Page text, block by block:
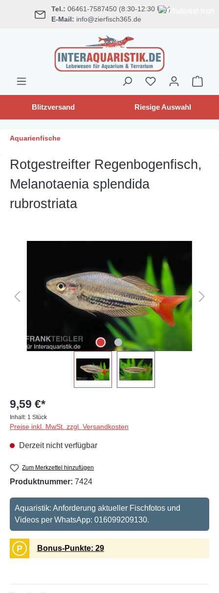
springen Tel.: 06461-7587450 (8:30-12:30 Uhr)
E-Mail: info@zierfisch365.de
Blitzversand Riesige Auswahl
Aquarienfische
Rotgestreifter Regenbogenfisch,
Melanotaenia splendida
rubrostriata
9,59 €*
Inhalt: 1 Stück
Preise inkl. MwSt. zzgl. Versandkosten
Derzeit nicht verfügbar
Zum Merkzettel hinzufügen
Produktnummer: 7424
Aquaristik: Anforderung aktueller Fischfotos und
Videos per WhatsApp: 016099209130.
P Bonus-Punkte: 29